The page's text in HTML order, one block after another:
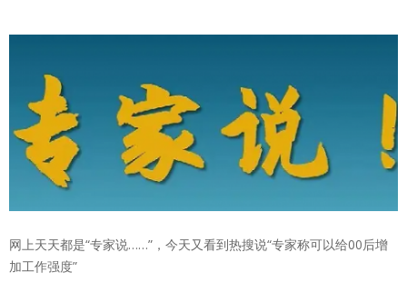
网上天天都是“专家说……”，今天又看到热搜说“专家称可以给00后增
加工作强度”